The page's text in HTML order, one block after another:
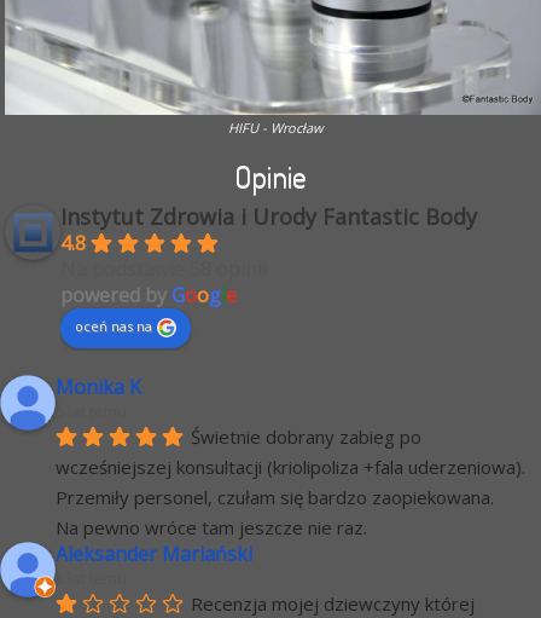
HIFU - Wrocław
Opinie
Instytut Zdrowia i Urody Fantastic Body
4.8
powered byGoogle
oceń nas na
Monika K
Świetnie dobrany zabieg po
wcześniejszej konsultacji (kriolipoliza +fala uderzeniowa).
Przemiły personel, czułam się bardzo zaopiekowana.
Na pewno wróce tam jeszcze nie raz.
Aleksander Mariański
Recenzja mojej dziewczyny której